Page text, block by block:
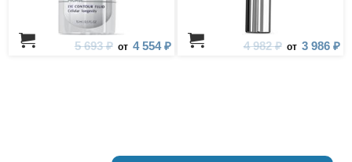
5 693 ₽ от 4 554 ₽ 4 982 ₽ от 3 986 ₽